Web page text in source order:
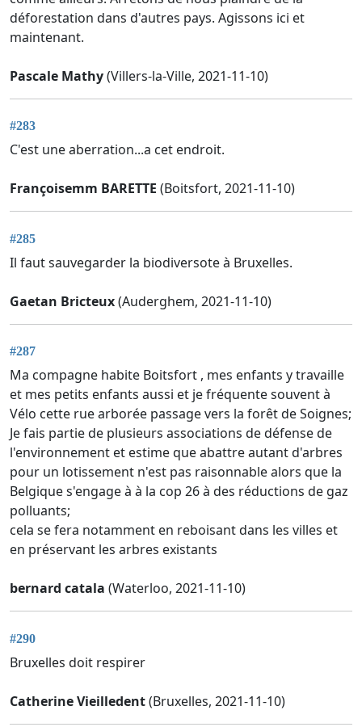
déforestation dans d'autres pays. Agissons ici et
maintenant.
Pascale Mathy(Villers-la-Ville, 2021-11-10)
#283
C'est une aberration...a cet endroit.
Françoisemm BARETTE (Boitsfort, 2021-11-10)
#285
Il faut sauvegarder la biodiversote à Bruxelles.
Gaetan Bricteux(Auderghem, 2021-11-10)
#287
Ma compagne habite Boitsfort , mes enfants y travaille
et mes petits enfants aussi et je fréquente souvent à
Vélo cette rue arborée passage vers la forêt de Soignes;
Je fais partie de plusieurs associations de défense de
l'environnement et estime que abattre autant d'arbres
pour un lotissement n'est pas raisonnable alors que la
Belgique s'engage à à la cop 26 à des réductions de gaz
polluants;
cela se fera notamment en reboisant dans les villes et
en préservant les arbres existants
bernard catala (Waterloo, 2021-11-10)
#290
Bruxelles doit respirer
Catherine Vieilledent(Bruxelles, 2021-11-10)